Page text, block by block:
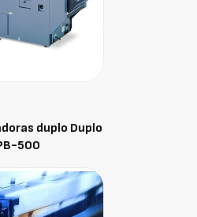
duplo Duplo
500